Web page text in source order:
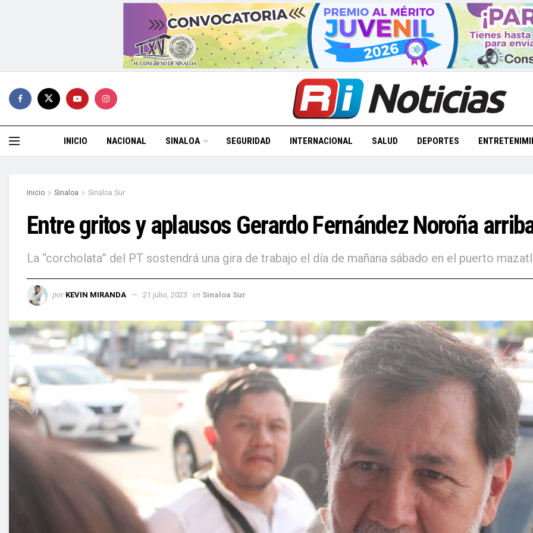
INICIO NACIONAL SINALOA SEGURIDAD INTERNACIONAL SALUD DEPORTES
Inicio Sinaloa Sinaloa Sur
Entre gritos y aplausos Gerardo Fernández Noroña
La “corcholata” del PT sostendrá una gira de trabajo el día de mañana sábado en el puerto
por KEVIN MIRANDA 21 julio, 2023 en Sinaloa Sur